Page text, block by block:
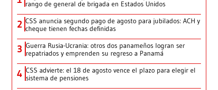
rango de general de brigada en Estados Unidos
2 CSS anuncia segundo pago de agosto para jubilados: ACH y
cheque tienen fechas definidas
3 Guerra Rusia-Ucrania: otros dos panameños logran ser
repatriados y emprenden su regreso a Panamá
4 CSS advierte: el 18 de agosto vence el plazo para elegir el
sistema de pensiones